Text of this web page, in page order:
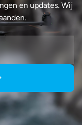
en updates. Wij